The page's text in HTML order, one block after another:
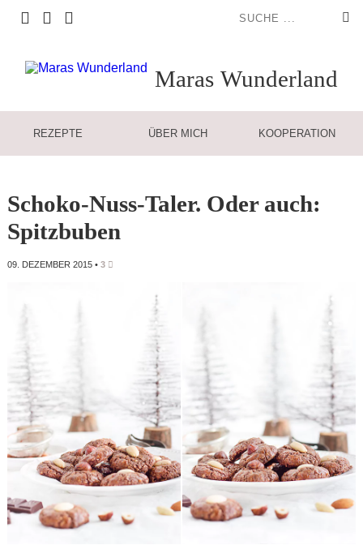
Maras Wunderland
REZEPTE ÜBER MICH KOOPERATION
Schoko-Nuss-Taler. Oder auch:
Spitzbuben
09. DEZEMBER 2015• 3